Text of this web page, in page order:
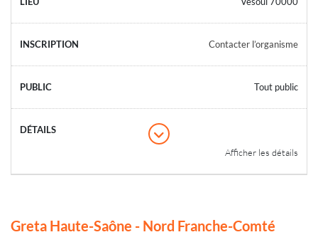
Contacter l’organisme
Tout public
Afficher les détails
Greta Haute-Saône - Nord Franche-Comté